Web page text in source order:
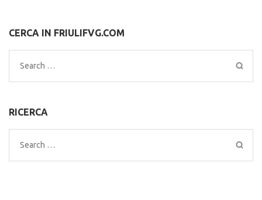
CERCA IN FRIULIFVG.COM
Search
for:
RICERCA
Search
for: